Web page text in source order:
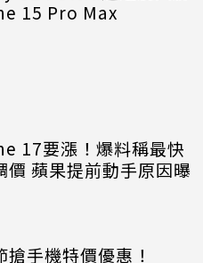
15 Pro Max
17要漲！爆料稱最快
價 蘋果提前動手原因曝
搶手機特價優惠！